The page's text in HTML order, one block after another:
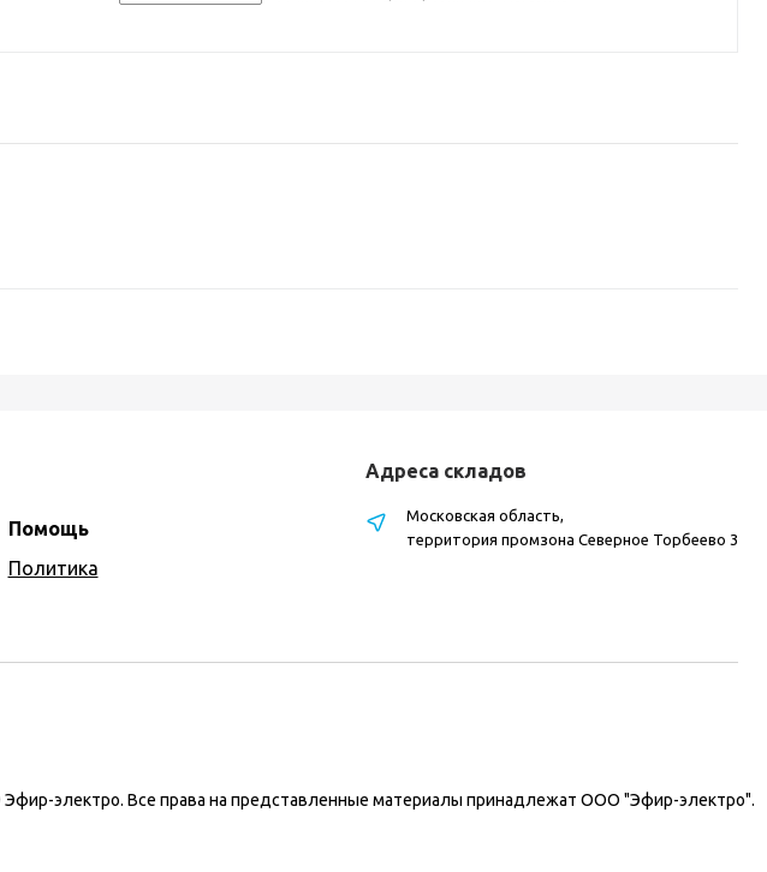
Помощь
Политика
Адреса складов
Московская область,
территория промзона Северное Торбеево 3
Эфир-электро. Все права на представленные материалы принадлежат ООО "Эфир-электро".